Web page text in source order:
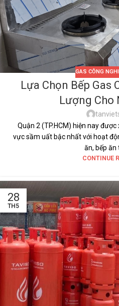
GAS CÔNG
Lựa Chọn Bếp Gas
Lượng Cho
Quận 2 (TP.HCM) hiện nay
vực sầm uất bậc nhất với hoạt
ăn, bếp ăn
CONTINUE
28
TH5